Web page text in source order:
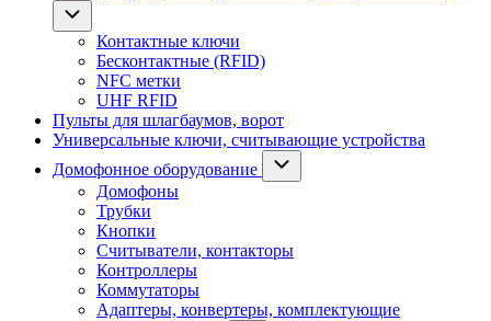
Контактные ключи
Бесконтактные (RFID)
NFC метки
UHF RFID
Пульты для шлагбаумов, ворот
Универсальные ключи, считывающие устройства
Домофонное оборудование
Домофоны
Трубки
Кнопки
Считыватели, контакторы
Контроллеры
Коммутаторы
Адаптеры, конвертеры, комплектующие